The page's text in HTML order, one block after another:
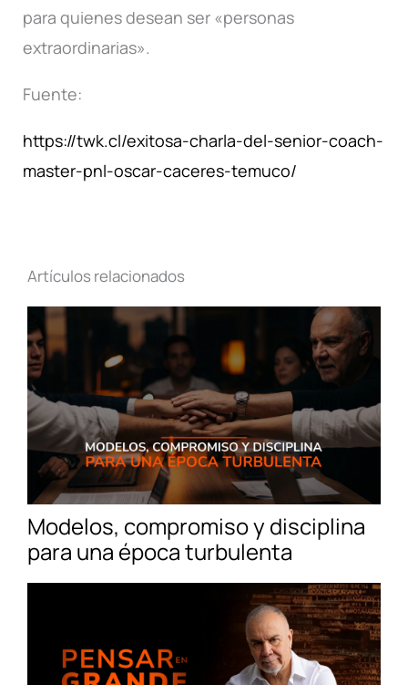
para quienes desean ser «personas
extraordinarias».
Fuente:
https://twk.cl/exitosa-charla-del-senior-coach-
master-pnl-oscar-caceres-temuco/
Artículos relacionados
Modelos, compromiso y disciplina
para una época turbulenta